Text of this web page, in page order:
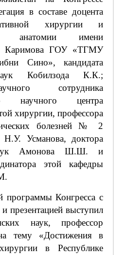
в составе доцента
хирургии и
анатомии имени
Каримова ГОУ «ТГМУ
Сино», кандидата
Кобилзода К.К.;
сотрудника
научного центра
хирургии, профессора
болезней № 2
Н.У. Усманова, доктора
Амонова Ш.Ш. и
этой кафедры
программы Конгресса с
презентацией выступил
наук, профессор
«Достижения в
в Республике